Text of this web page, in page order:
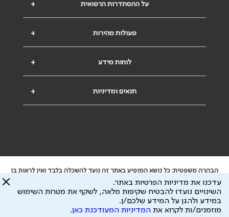
+ על ההסתדרות הרפואית
+ פעולות מהירות
+ לוחות מידע
+ תנאים ומדיניות
הבהרה משפטית: כל נושא המופיע באתר זה נועד להשכלה בלבד ואין לראות בו
ייעוץ רפואי או משפטי. אין הר"י אחראית לתוכן המתפרסם באתר זה ולכל נזק
שעלול להיגרם.
ידוע לי שהר"י אוספת ושומרת מידע אישי לצורך מתן השרות וכי חלק ממנו עשוי
להיות מועבר לצדדים שלישיים, הכל בכפוף למדיניות הפרטיות
עדכנו את מדיניות הפרטיות באתר.
השינויים נועדו להבטיח שקיפות מלאה, לשקף את מטרות השימוש
במידע ולהגן על המידע שלכם/ן.
מוזמנים/ות לקרוא את המדיניות המעודכנת כאן.